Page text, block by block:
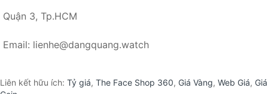
Quận 3, Tp.HCM
Email: lienhe@dangquang.watch
Liên kết hữu ích: Tỷ giá, The Face Shop 360, Giá Vàng, Web Giá, Giá